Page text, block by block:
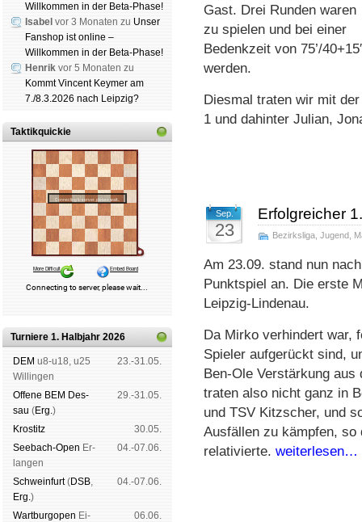
Willkommen in der Beta-Phase!
Isabel vor 3 Monaten zu Unser
Fanshop ist online –
Willkommen in der Beta-Phase!
Henrik vor 5 Monaten zu
Kommt Vincent Keymer am
7./8.3.2026 nach Leipzig?
Taktikquickie
Turniere 1. Halbjahr 2026
DEM u8-u18, u25
Wil­lin­gen
23.-31.05.
Offene BEM Des­
sau (Erg.)
29.-31.05.
Kros­titz
30.05.
See­bach-Open Er­
lan­gen
04.-07.06.
Schwein­furt(DSB,
Erg.)
04.-07.06.
Wart­burg­open Ei­
06.06.
Gast. Drei Runden waren
zu spielen und bei einer
Bedenkzeit von 75’/
werden.
Diesmal traten wir mit
1 und dahinter Julian,
Sep.
23
Erfolgreicher
Bezirksliga Jugend
Am 23.09. stand nun
Punktspiel an. Die erste
Leipzig-Lindenau.
Da Mirko verhindert war,
Spieler aufgerückt sind,
Ben-Ole Verstärkung
traten also nicht ganz in
und TSV Kitzscher, und
Ausfällen zu kämpfen,
relativierte. weiterlesen…